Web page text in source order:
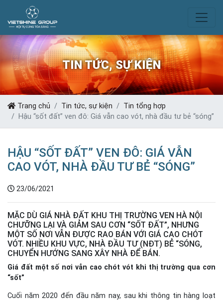
TIN TỨC, SỰ KIỆN
Trang chủ Tin tức, sự kiện
Tin tổng hợp
Hậu “sốt đất” ven đô: Giá vẫn cao vót, nhà đầu tư bẻ “sóng”
HẬU “SỐT ĐẤT” VEN ĐÔ: GIÁ VẪN
CAO VÓT, NHÀ ĐẦU TƯ BẺ “SÓNG”
23/06/2021
MẶC DÙ GIÁ NHÀ ĐẤT KHU THỊ TRƯỜNG VEN HÀ NỘI
CHƯỠNG LẠI VÀ GIẢM SAU CƠN “SỐT ĐẤT”, NHƯNG
MỘT SỐ NƠI VẪN ĐƯỢC RAO BÁN VỚI GIÁ CAO CHÓT
VÓT. NHIỀU KHU VỰC, NHÀ ĐẦU TƯ (NĐT) BẺ “SÓNG,
CHUYỂN HƯỚNG SANG XÂY NHÀ ĐỂ BÁN.
Giá đất một số nơi vẫn cao chót vót khi thị trường qua cơn
“sốt”
Cuối năm 2020 đến đầu năm nay, sau khi thông tin hàng loạt